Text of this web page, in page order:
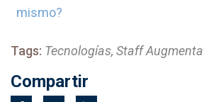
mismo?
Tags: Tecnologías, Staff
Compartir